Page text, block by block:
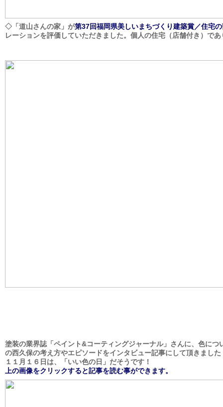
◇「道山さんの家」が第37回福岡県美しいまちづくり建築賞／住宅
レーションを評価していただきました。個人の住宅（店舗付き）で
塗装の業界誌「ペイント&コーティングジャーナル」さんに、色につ
の西久保の考え方やエピソードをインタビュー記事にして頂きました
１１月１６日は、「いい色の日」だそうです！
上の画像をクリックすると記事を読む事ができます。